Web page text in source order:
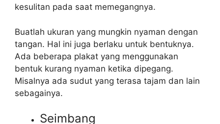
kesulitan pada saat memegangnya.
Buatlah ukuran yang mungkin nyaman dengan
tangan. Hal ini juga berlaku untuk bentuknya.
Ada beberapa plakat yang menggunakan
bentuk kurang nyaman ketika dipegang.
Misalnya ada sudut yang terasa tajam dan lain
sebagainya.
Seimbang